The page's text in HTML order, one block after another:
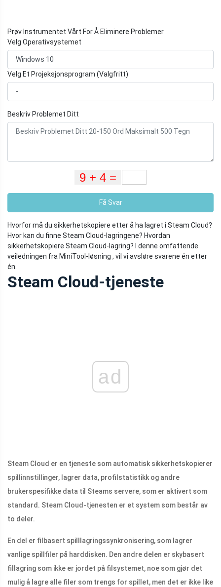
Prøv Instrumentet Vårt For Å Eliminere Problemer
Velg Operativsystemet
Velg Et Projeksjonsprogram (Valgfritt)
Beskriv Problemet Ditt
Få Svar
Hvorfor må du sikkerhetskopiere etter å ha lagret i Steam Cloud?
Hvor kan du finne Steam Cloud-lagringene? Hvordan
sikkerhetskopiere Steam Cloud-lagring? I denne omfattende
veiledningen fra MiniTool-løsning , vil vi avsløre svarene én etter
én.
Steam Cloud-tjeneste
ad
Steam Cloud er en tjeneste som automatisk sikkerhetskopierer
spillinnstillinger, lagrer data, profilstatistikk og andre
brukerspesifikke data til Steams servere, som er aktivert som
standard. Steam Cloud-tjenesten er et system som består av
to deler.
En del er filbasert spilllagringssynkronisering, som lagrer
vanlige spillfiler på harddisken. Den andre delen er skybasert
fillagring som ikke er jordet på filsystemet, noe som gjør det
mulig å lagre alle filer som trengs for spillet, men det er ikke like